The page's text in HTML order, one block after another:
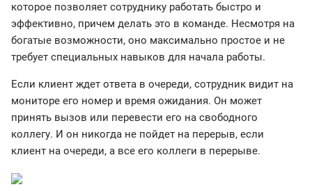
которое позволяет сотруднику работать быстро и
эффективно, причем делать это в команде. Несмотря на
богатые возможности, оно максимально простое и не
требует специальных навыков для начала работы.
Если клиент ждет ответа в очереди, сотрудник видит на
мониторе его номер и время ожидания. Он может
принять вызов или перевести его на свободного
коллегу. И он никогда не пойдет на перерыв, если
клиент на очереди, а все его коллеги в перерыве.